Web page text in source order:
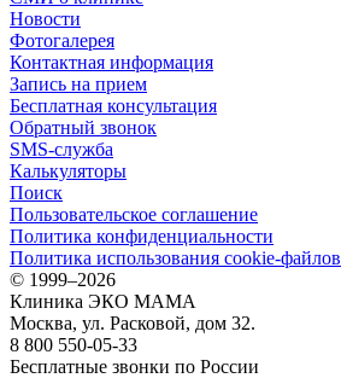
Новости
Фотогалерея
Контактная информация
Запись на прием
Бесплатная консультация
Обратный звонок
SMS-служба
Калькуляторы
Поиск
Пользовательское соглашение
Политика конфиденциальности
Политика использования cookie-файлов
© 1999–2026
Клиника ЭКО МАМА
Москва, ул. Расковой, дом 32.
8 800 550-05-33
Бесплатные звонки по России